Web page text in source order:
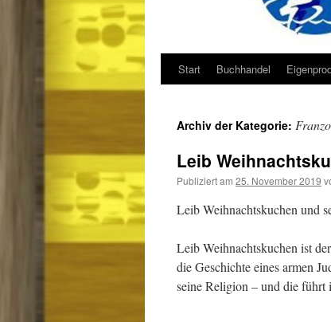
Zum
springen
Start Buchhandel
Archiv der Kategorie:
Leib
Publiziert am 25. November 2019
Leib Weihnachtskuchen und
Leib Weihnachtskuchen ist
die Geschichte eines armen
seine Religion – und die führt